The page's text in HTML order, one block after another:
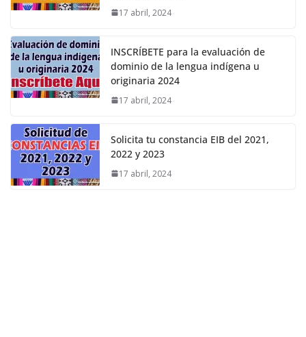
17 abril, 2024
INSCRÍBETE para la evaluación de
dominio de la lengua indígena u
originaria 2024
17 abril, 2024
Solicita tu constancia EIB del 2021,
2022 y 2023
17 abril, 2024